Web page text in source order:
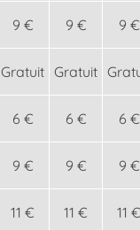
9 € 9 € 9 €
Gratuit Gratuit
6 € 6 € 6 €
9 € 9 € 9 €
11 € 11 € 11 €